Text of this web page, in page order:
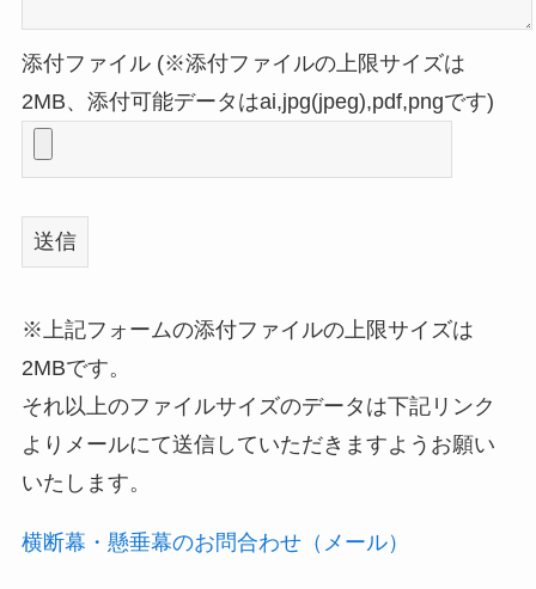
こ
の
フ
ィ
ー
ル
は
空
の
ま
ま
し
添付ファイル (※添付ファイルの上限サイズは
2MB、添付可能データはai,jpg(jpeg),pdf,pngです)
※上記フォームの添付ファイルの上限サイズは
2MBです。
それ以上のファイルサイズのデータは下記リンク
よりメールにて送信していただきますようお願い
いたします。
横断幕・懸垂幕のお問合わせ（メール）